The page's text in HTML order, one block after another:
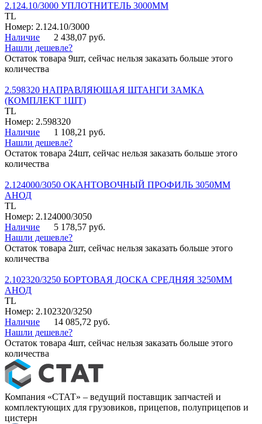
2.124.10/3000 УПЛОТНИТЕЛЬ 3000ММ
TL
Номер: 2.124.10/3000
Наличие
2 438,07 руб.
Нашли дешевле?
Остаток товара 9шт, сейчас нельзя заказать больше этого
количества
2.598320 НАПРАВЛЯЮЩАЯ ШТАНГИ ЗАМКА
(КОМПЛЕКТ 1ШТ)
TL
Номер: 2.598320
Наличие
1 108,21 руб.
Нашли дешевле?
Остаток товара 24шт, сейчас нельзя заказать больше этого
количества
2.124000/3050 ОКАНТОВОЧНЫЙ ПРОФИЛЬ 3050ММ
АНОД
TL
Номер: 2.124000/3050
Наличие
5 178,57 руб.
Нашли дешевле?
Остаток товара 2шт, сейчас нельзя заказать больше этого
количества
2.102320/3250 БОРТОВАЯ ДОСКА СРЕДНЯЯ 3250ММ
АНОД
TL
Номер: 2.102320/3250
Наличие
14 085,72 руб.
Нашли дешевле?
Остаток товара 4шт, сейчас нельзя заказать больше этого
количества
Компания «СТАТ» – ведущий поставщик запчастей и
комплектующих для грузовиков, прицепов, полуприцепов и
цистерн